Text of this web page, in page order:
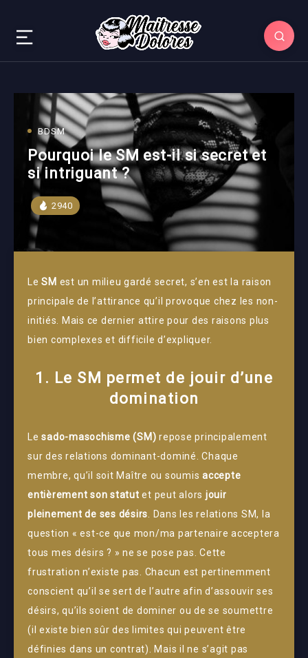
BDSM
Pourquoi le SM est-il si secret et
si intriguant ?
2940
LeSM est un milieu gardé secret, s’en est la raison
principale de l’attirance qu’il provoque chez les non-
initiés. Mais ce dernier attire pour des raisons plus
bien complexes et difficile d’expliquer.
1. Le SM permet de jouir d’une
domination
Lesado-masochisme (SM) repose principalement
sur des relations dominant-dominé. Chaque
membre, qu’il soit Maître ou soumis accepte
entièrement son statut et peut alors jouir
pleinement de ses désirs . Dans les relations SM, la
question « est-ce que mon/ma partenaire acceptera
tous mes désirs ? » ne se pose pas. Cette
frustration n’existe pas. Chacun est pertinemment
conscient qu’il se sert de l’autre afin d’assouvir ses
désirs, qu’ils soient de dominer ou de se soumettre
(il existe bien sûr des limites qui peuvent être
définies dans un contrat). Mais il ne s’agit pas